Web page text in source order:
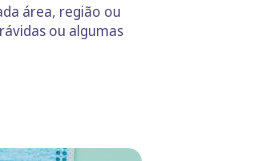
área, região ou
ou algumas